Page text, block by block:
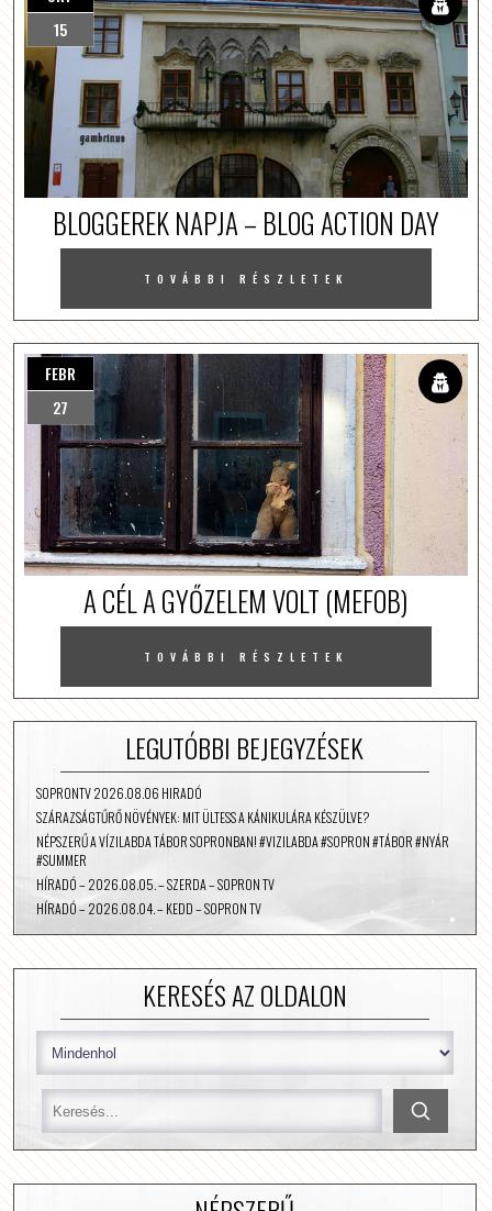
15
BLOGGEREK NAPJA – BLOG ACTION DAY
TOVÁBBI RÉSZLETEK
FEBR
27
A CÉL A GYŐZELEM VOLT (MEFOB)
TOVÁBBI RÉSZLETEK
LEGUTÓBBI BEJEGYZÉSEK
SOPRONTV 2026.08.06 HIRADÓ
SZÁRAZSÁGTŰRŐ NÖVÉNYEK: MIT ÜLTESS A KÁNIKULÁRA KÉSZÜLVE?
NÉPSZERŰ A VÍZILABDA TÁBOR SOPRONBAN! #VIZILABDA #SOPRON #TÁBOR #NYÁR
#SUMMER
HÍRADÓ – 2026.08.05. – SZERDA – SOPRON TV
HÍRADÓ – 2026.08.04. – KEDD – SOPRON TV
KERESÉS AZ OLDALON